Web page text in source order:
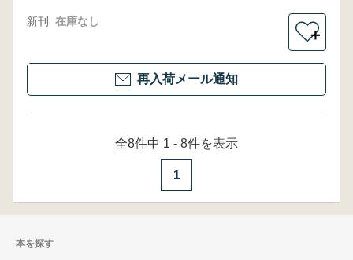
新刊 在庫なし
＋
再入荷メール通知
全8件中 1 - 8件を表示
1
本を探す